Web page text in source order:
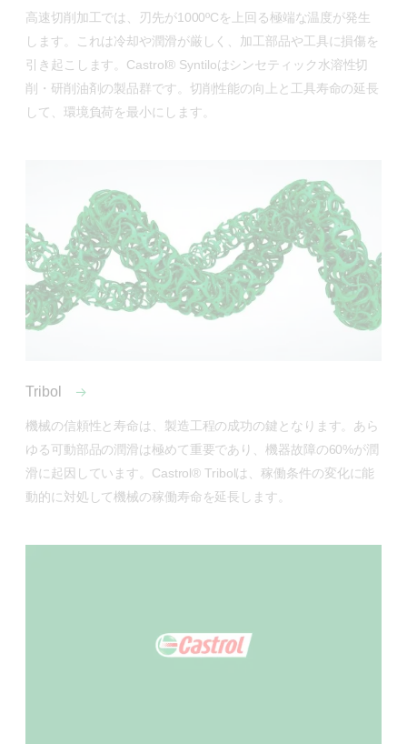
高速切削加工では、刃先が1000ºCを上回る極端な温度が発生
します。これは冷却や潤滑が厳しく、加工部品や工具に損傷を
引き起こします。Castrol® Syntiloはシンセティック水溶性切
削・研削油剤の製品群です。切削性能の向上と工具寿命の延長
して、環境負荷を最小にします。
Tribol
機械の信頼性と寿命は、製造工程の成功の鍵となります。あら
ゆる可動部品の潤滑は極めて重要であり、機器故障の60%が潤
滑に起因しています。Castrol® Tribolは、稼働条件の変化に能
動的に対処して機械の稼働寿命を延長します。